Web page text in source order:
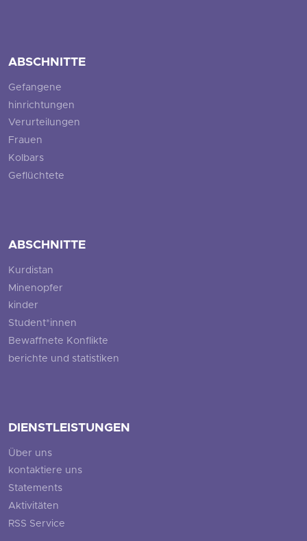
ABSCHNITTE
Gefangene
hinrichtungen
Verurteilungen
Frauen
Kolbars
Geflüchtete
ABSCHNITTE
Kurdistan
Minenopfer
kinder
Student*innen
Bewaffnete Konflikte
berichte und statistiken
DIENSTLEISTUNGEN
Über uns
kontaktiere uns
Statements
Aktivitäten
RSS Service